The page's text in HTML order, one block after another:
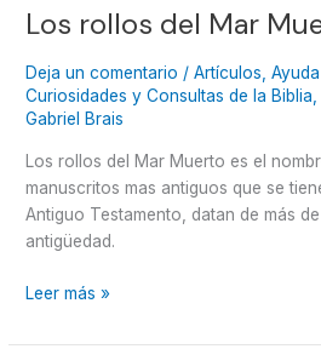
Los rollos del Mar
Deja un comentario /Artículos,
Curiosidades y Consultas de la Biblia,
Gabriel Brais
Los rollos del Mar Muerto es el
manuscritos mas antiguos que se
Antiguo Testamento, datan de más
antigüedad.
Leer más »